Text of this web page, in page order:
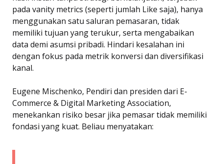
pada vanity metrics (seperti jumlah Like saja), hanya
menggunakan satu saluran pemasaran, tidak
memiliki tujuan yang terukur, serta mengabaikan
data demi asumsi pribadi. Hindari kesalahan ini
dengan fokus pada metrik konversi dan diversifikasi
kanal.
Eugene Mischenko, Pendiri dan presiden dari E-
Commerce & Digital Marketing Association,
menekankan risiko besar jika pemasar tidak memiliki
fondasi yang kuat. Beliau menyatakan: